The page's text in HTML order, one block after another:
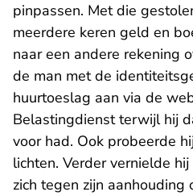
pinpassen. Met die
meerdere keren geld en
naar een andere rekening
de man met de
huurtoeslag aan via de
Belastingdienst terwijl hij
voor had. Ook probeerde
lichten. Verder vernielde
zich tegen zijn aanhouding